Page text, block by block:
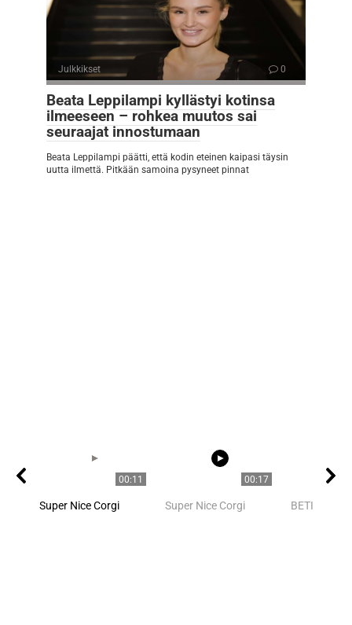
Julkkikset 0
Beata Leppilampi kyllästyi kotinsa
ilmeeseen – rohkea muutos sai
seuraajat innostumaan
Beata Leppilampi päätti, että kodin eteinen kaipasi täysin
uutta ilmettä. Pitkään samoina pysyneet pinnat
00:11
Super Nice Corgi
00:17
Super Nice Corgi BETISIER